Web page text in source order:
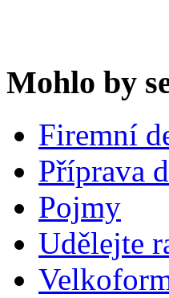
Mohlo by
Firemní
Příprava
Pojmy
Udělejte